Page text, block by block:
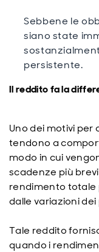
Sebbene le
siano state
persistente.
Il reddito fa la
Uno dei motivi per
tendono a
modo in cui
scadenze più
rendimento totale
dalle variazioni
Tale reddito
quando i